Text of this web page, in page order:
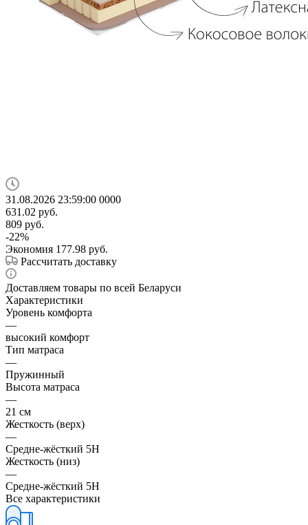
31.08.2026 23:59:00 0000
631.02 руб.
809 руб.
-22%
Экономия 177.98 руб.
Рассчитать доставку
Доставляем товары по всей Беларуси
Характеристики
Уровень комфорта
—
высокий комфорт
Тип матраса
—
Пружинный
Высота матраса
—
21 см
Жесткость (верх)
—
Средне-жёсткий 5H
Жесткость (низ)
—
Средне-жёсткий 5H
Все характеристики